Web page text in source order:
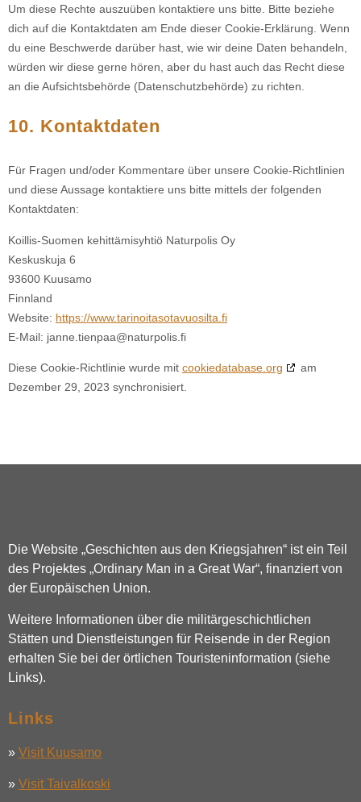
Um diese Rechte auszuüben kontaktiere uns bitte. Bitte beziehe
dich auf die Kontaktdaten am Ende dieser Cookie-Erklärung. Wenn
du eine Beschwerde darüber hast, wie wir deine Daten behandeln,
würden wir diese gerne hören, aber du hast auch das Recht diese
an die Aufsichtsbehörde (Datenschutzbehörde) zu richten.
10. Kontaktdaten
Für Fragen und/oder Kommentare über unsere Cookie-Richtlinien
und diese Aussage kontaktiere uns bitte mittels der folgenden
Kontaktdaten:
Koillis-Suomen kehittämisyhtiö Naturpolis Oy
Keskuskuja 6
93600 Kuusamo
Finnland
Website: https://www.tarinoitasotavuosilta.fi
E-Mail: janne.tienpaa@naturpolis.fi
Diese Cookie-Richtlinie wurde mit cookiedatabase.org
am
Dezember 29, 2023 synchronisiert.
Die Website „Geschichten aus den Kriegsjahren“ ist ein Teil
des Projektes „Ordinary Man in a Great War“, finanziert von
der Europäischen Union.
Weitere Informationen über die militärgeschichtlichen
Stätten und Dienstleistungen für Reisende in der Region
erhalten Sie bei der örtlichen Touristeninformation (siehe
Links).
Links
» Visit Kuusamo
» Visit Taivalkoski